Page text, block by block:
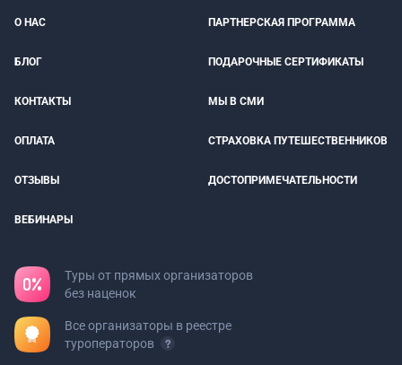
О НАС ПАРТНЕРСКАЯ ПРОГРАММА
БЛОГ ПОДАРОЧНЫЕ СЕРТИФИКАТЫ
КОНТАКТЫ МЫ В СМИ
ОПЛАТА СТРАХОВКА ПУТЕШЕСТВЕННИКОВ
ОТЗЫВЫ ДОСТОПРИМЕЧАТЕЛЬНОСТИ
ВЕБИНАРЫ
Туры от прямых организаторов
без наценок
Все организаторы в реестре
туроператоров